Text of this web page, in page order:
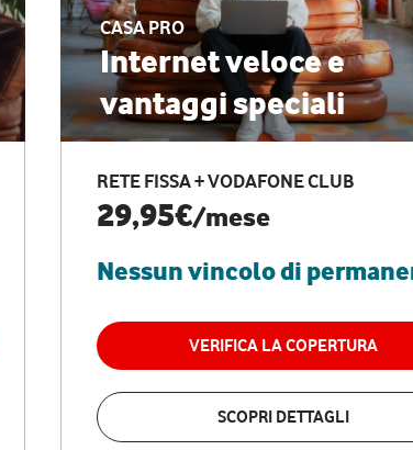
CASA PRO
Internet veloce e
vantaggi speciali
RETE FISSA + VODAFONE CLUB
29,95€/mese
Nessun vincolo di
VERIFICA LA COPERTURA
SCOPRI DETTAGLI